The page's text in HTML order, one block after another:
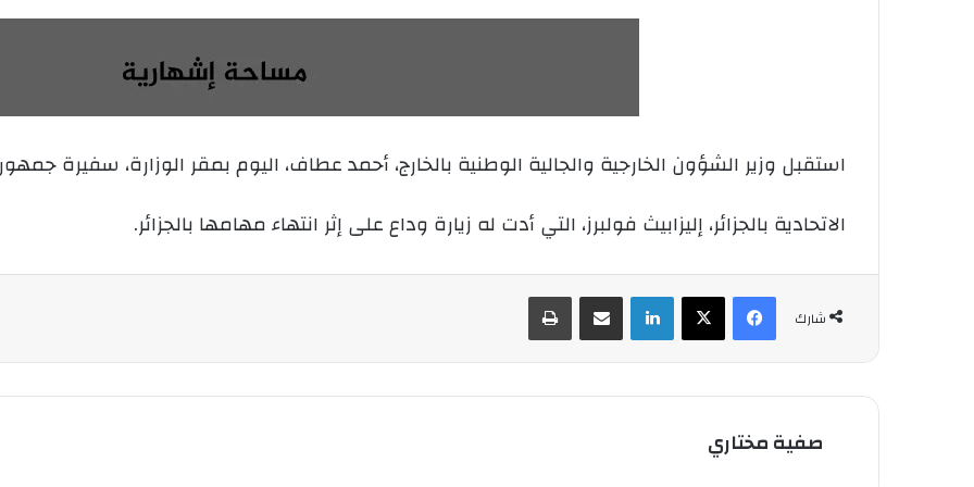
ل
ب
ر
د
إ
ك
ي
استقبل وزير الشؤون الخارجية والجالية الوطنية بالخارج، أحمد عطاف، اليوم بمقر الوزارة، سفيرة
الاتحادية بالجزائر، إليزابيث فولبرز، التي أدت له زيارة وداع على إثر انتهاء مهامها بالجزائر.
شارك
فيسبوك لينكدإن شارك عبر الإيميل
صفية مختاري